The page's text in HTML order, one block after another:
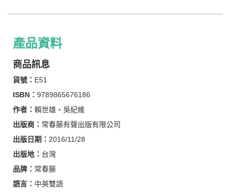
產品資料
商品訊息
貨號： E51
ISBN： 9789865676186
作者： 賴世雄‧吳紀維
出版商： 常春藤有聲出版有限公司
出版日期： 2016/11/28
出版地： 台灣
品牌： 常春藤
語言： 中英雙語